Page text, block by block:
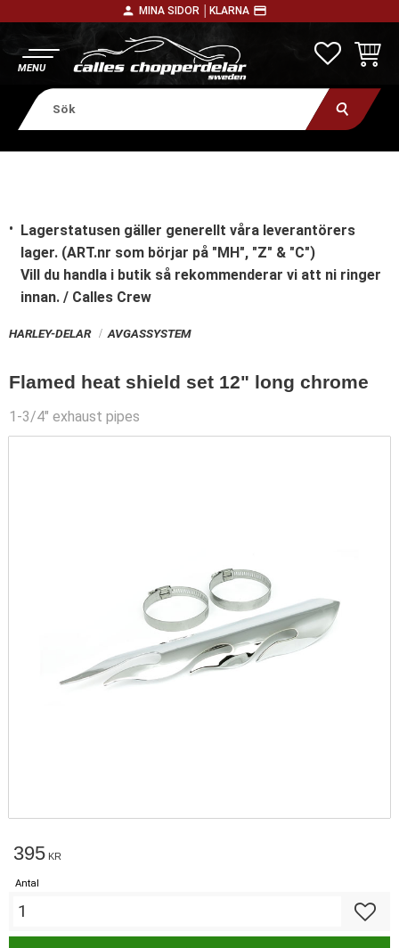
person MINA SIDOR │ KLARNA payment
Lagerstatusen gäller generellt våra leverantörers
lager. (ART.nr som börjar på "MH", "Z" & "C")
Vill du handla i butik så rekommenderar vi att ni ringer
innan. / Calles Crew
HARLEY-DELAR AVGASSYSTEM
Flamed heat shield set 12" long chrome
1-3/4" exhaust pipes
395 KR
Antal